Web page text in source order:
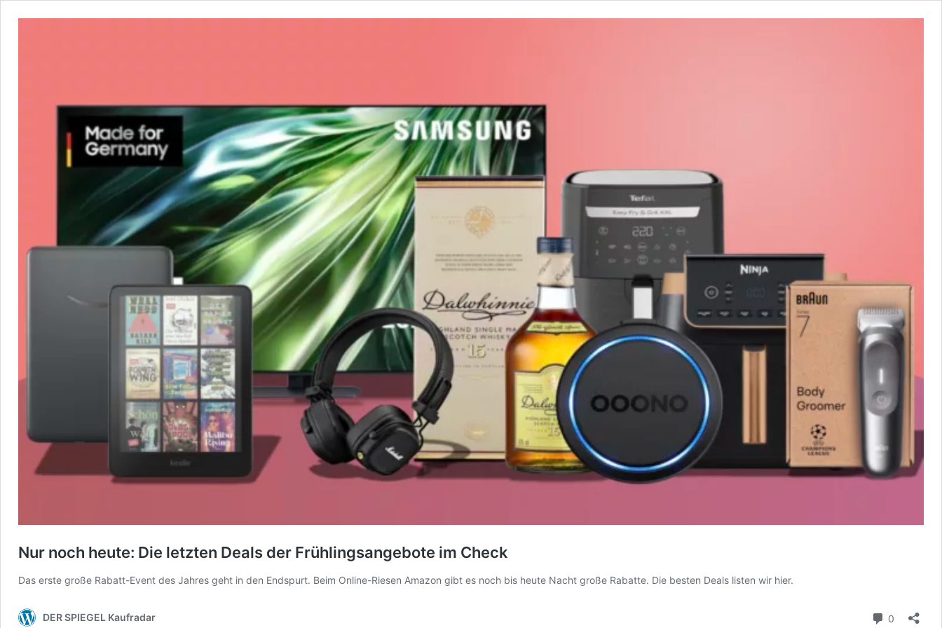
Nur noch heute: Die letzten Deals der Frühlingsangebote im Check
Das erste große Rabatt-Event des Jahres geht in den Endspurt. Beim Online-Riesen Amazon gibt es noch bis heute Nacht große Rabatte. Die besten Deals listen wir hier.
DER SPIEGEL Kaufradar 0